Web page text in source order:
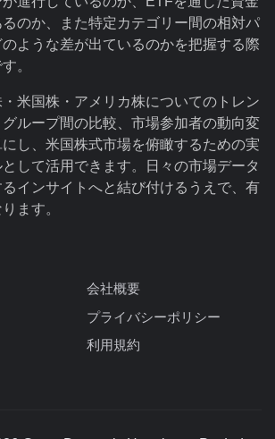
のか、また特定カテゴリー間の相対パ
ような差が出ているのかを把握する際
。
米国株・アメリカ株についてのトレン
グループ間の比較、市場参加者の動向変
し、米国株式市場を俯瞰するための実
して活用できます。日々の市場データ
インサイトへと結び付けるうえで、有
ます。
会社概要
プライバシーポリシー
利用規約